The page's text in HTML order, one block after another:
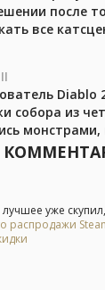
после
все
Diablo
собора из
лучшее уже
распродажи